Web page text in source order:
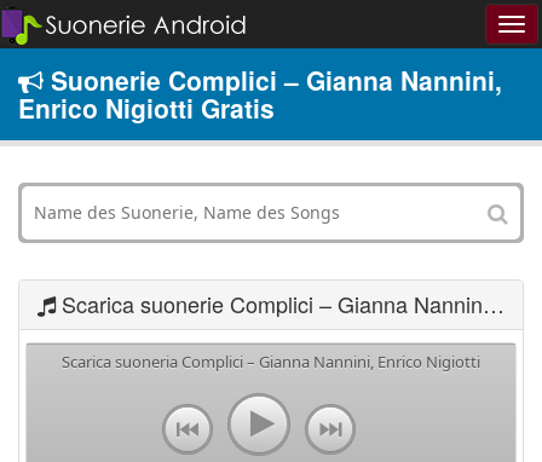
Suonerie Complici – Gianna Nannini,
Enrico Nigiotti Gratis
Scarica suonerie Complici – Gianna Nannini, Enrico Nigiotti
Scarica suoneria Complici – Gianna Nannini, Enrico Nigiotti